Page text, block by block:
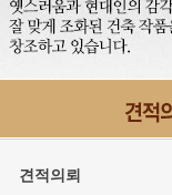
견적의뢰